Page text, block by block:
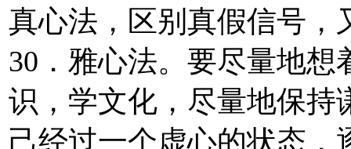
真心法，区别真假信号，
30．雅心法。要尽量地
识，学文化，尽量地保持
己经过一个虚心的状态，